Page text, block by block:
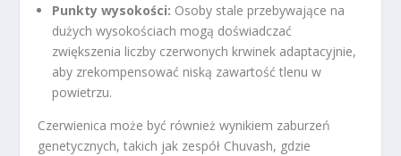
Punkty wysokości: Osoby stale przebywające na
dużych wysokościach mogą doświadczać
zwiększenia liczby czerwonych krwinek adaptacyjnie,
aby zrekompensować niską zawartość tlenu w
powietrzu.
Czerwienica może być również wynikiem zaburzeń
genetycznych, takich jak zespół Chuvash, gdzie